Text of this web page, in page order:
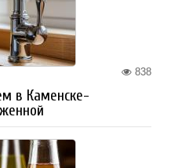
838
в Каменске-